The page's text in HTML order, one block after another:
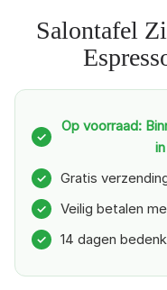
Salontafel
✓
Op voorraad:
✓ Gratis
✓ Veilig betalen
✓ 14 dagen